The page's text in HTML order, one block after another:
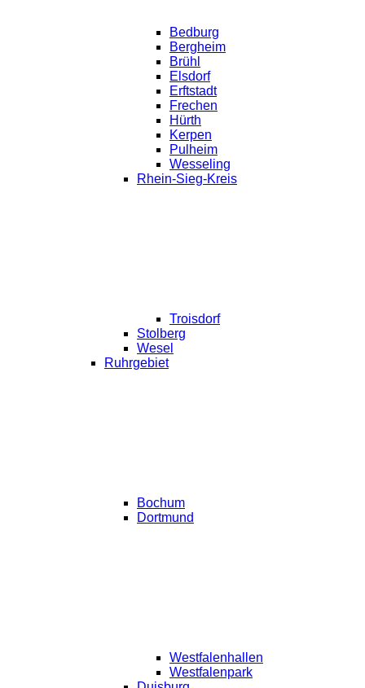
Bedburg
Bergheim
Brühl
Elsdorf
Erftstadt
Frechen
Hürth
Kerpen
Pulheim
Wesseling
Rhein-Sieg-Kreis
Troisdorf
Stolberg
Wesel
Ruhrgebiet
Bochum
Dortmund
Westfalenhallen
Westfalenpark